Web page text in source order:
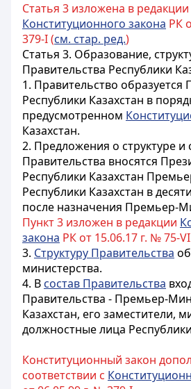
Статья 3 изложена в редакции
Конституционного закона РК
379-I (см. стар. ред.)
Статья 3. Образование,
Правительства Республики
1. Правительство образуется
Республики Казахстан в
предусмотренном
Казахстан.
2. Предложения о структуре и
Правительства вносятся
Республики Казахстан
Республики Казахстан в
после назначения Премьер-
Пункт 3 изложен в редакции
закона РК от 15.06.17 г. № 75-
3. Структуру Правительства
министерства.
4. В состав Правительства
Правительства - Премьер-
Казахстан, его заместители,
должностные лица
Конституционный закон
соответствии с